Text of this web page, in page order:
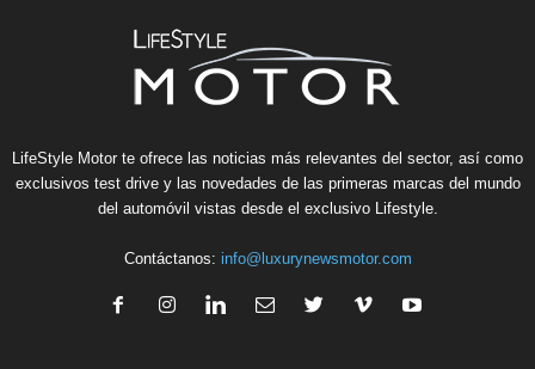
LifeStyle Motor te ofrece las noticias más relevantes del sector, así como
exclusivos test drive y las novedades de las primeras marcas del mundo
del automóvil vistas desde el exclusivo Lifestyle.
Contáctanos: info@luxurynewsmotor.com